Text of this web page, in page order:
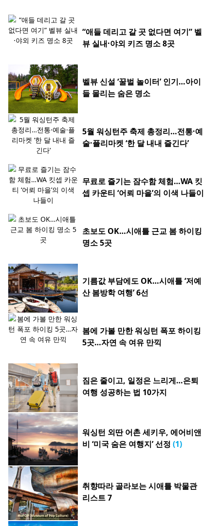
“애들 데리고 갈 곳 없다면 여기” 벨
뷰 실내·야외 키즈 명소 8곳
벨뷰 신설 ‘꿀벌 놀이터’ 인기…아이
들 몰리는 숨은 명소
5월 워싱턴주 축제 총정리…전통·예
술·플리마켓 ‘한 달 내내 즐긴다’
무료로 즐기는 잠수함 체험…WA 킷
셉 카운티 ‘어뢰 마을’의 이색 나들이
초보도 OK…시애틀 근교 봄 하이킹
명소 5곳
기름값 부담에도 OK…시애틀 ‘저예
산 봄방학 여행’ 6선
봄에 가볼 만한 워싱턴 폭포 하이킹
5곳…자연 속 여유 만끽
짐은 줄이고, 일정은 느리게…은퇴
여행 성공하는 법 10가지
워싱턴 외딴 어촌 세키우, 에어비앤
비 ‘미국 숨은 여행지’ 선정 (1)
취향따라 골라보는 시애틀 박물관
리스트 7